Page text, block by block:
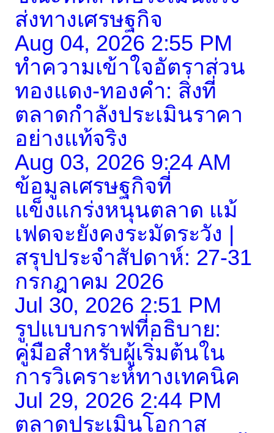
ส่งทางเศรษฐกิจ
Aug 04, 2026 2:55 PM
ทำความเข้าใจอัตราส่วน
ทองแดง-ทองคำ: สิ่งที่
ตลาดกำลังประเมินราคา
อย่างแท้จริง
Aug 03, 2026 9:24 AM
ข้อมูลเศรษฐกิจที่
แข็งแกร่งหนุนตลาด แม้
เฟดจะยังคงระมัดระวัง |
สรุปประจำสัปดาห์: 27-31
กรกฎาคม 2026
Jul 30, 2026 2:51 PM
รูปแบบกราฟที่อธิบาย:
คู่มือสำหรับผู้เริ่มต้นใน
การวิเคราะห์ทางเทคนิค
Jul 29, 2026 2:44 PM
ตลาดประเมินโอกาส